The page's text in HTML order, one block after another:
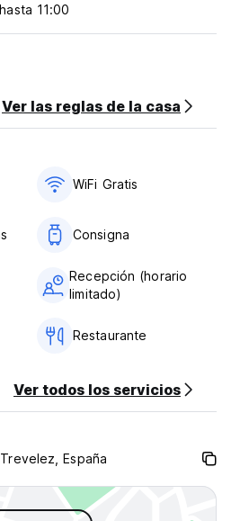
hasta 11:00
Ver las reglas de la casa
WiFi Gratis
Consigna
Recepción (horario
limitado)
Restaurante
Ver todos los servicios
España